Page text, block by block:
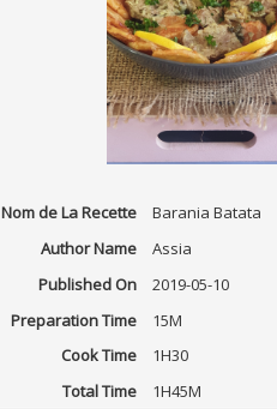
Nom de La Recette
Barania Batata
Author Name
Assia
Published On
2019-05-10
Preparation Time
15M
Cook Time
1H30
Total Time
1H45M